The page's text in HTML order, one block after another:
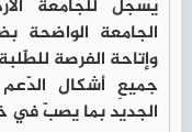
يسجَّل للجامعة
الجامعة الواضحة
وإتاحة الفرصة
جميعِ أشكال الدّعم
الجديد بما يصبّ في